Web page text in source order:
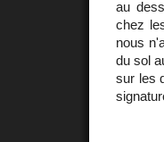
au
chez
nous
du sol
sur les